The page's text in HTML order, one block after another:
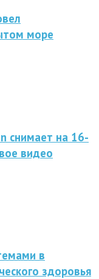
море
снимает на 16-
видео
в
здоровья